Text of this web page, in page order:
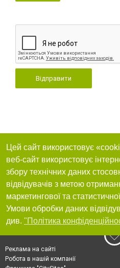
Відправити
Цей сайт використовує
веб-сайт використовує
збору технічних даних
відвідувачів з метою
маркетингової та
Умови обробки даних
див. "Політика
Реклама на сайті
Робота в нашій компанії